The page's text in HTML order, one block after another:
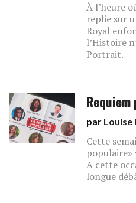
À l’heure
replie sur
Royal
l’Histoire
Portrait.
par Louise
Cette
populaire»
A cette
longue